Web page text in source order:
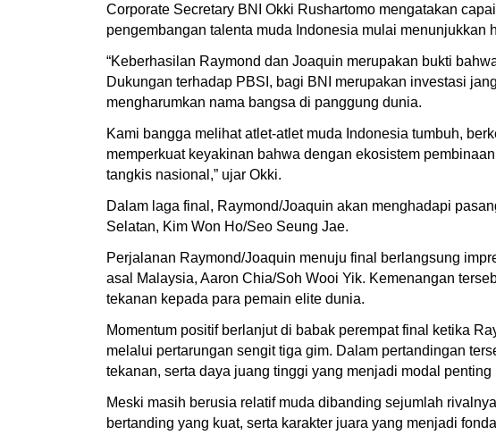
Corporate Secretary BNI Okki Rushartomo mengatakan
pengembangan talenta muda Indonesia mulai menunjukkan
“Keberhasilan Raymond dan Joaquin merupakan bukti
Dukungan terhadap PBSI, bagi BNI merupakan investasi
mengharumkan nama bangsa di panggung dunia.
Kami bangga melihat atlet-atlet muda Indonesia tumbuh,
memperkuat keyakinan bahwa dengan ekosistem
tangkis nasional,” ujar Okki.
Dalam laga final, Raymond/Joaquin akan menghadapi
Selatan, Kim Won Ho/Seo Seung Jae.
Perjalanan Raymond/Joaquin menuju final berlangsung
asal Malaysia, Aaron Chia/Soh Wooi Yik. Kemenangan
tekanan kepada para pemain elite dunia.
Momentum positif berlanjut di babak perempat final ketika
melalui pertarungan sengit tiga gim. Dalam pertandingan
tekanan, serta daya juang tinggi yang menjadi modal
Meski masih berusia relatif muda dibanding sejumlah
bertanding yang kuat, serta karakter juara yang menjadi